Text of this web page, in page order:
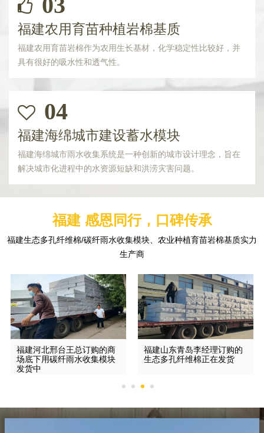
福建农用育苗种植岩棉基质
福建农用育苗岩棉作为农用生长基材，化学稳定性比较好，并
具有很好的吸水性和透气性。
04
福建海绵城市建设蓄水模块
福建海绵城市雨水收集系统是一种创新的城市设计理念，旨在
解决城市化进程中的水资源短缺和洪涝灾害问题。
福建 感恩同行，口碑传承
福建生态多孔纤维棉/碳纤雨水收集模块、农业种植育苗岩棉基质实力
生产商
福建河北邢台王总订购的商
场底下用碳纤雨水收集模块
发货中
福建山东青岛李经理订购的
生态多孔纤维棉正在发货